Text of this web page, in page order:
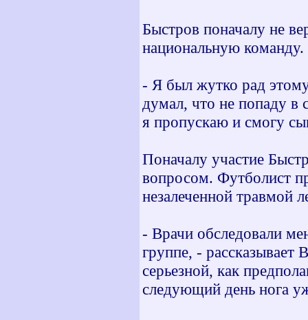
Быстров поначалу не
национальную команду.
- Я был жутко рад
думал, что не попаду в
я пропускаю и смогу
Поначалу участие
вопросом. Футболист
незалеченной травмой
- Врачи обследовали
группе, - рассказывает
серьезной, как
следующий день нога